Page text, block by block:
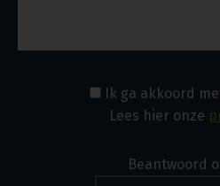
Ik ga akkoord
Lees hier onze
Beantwoord